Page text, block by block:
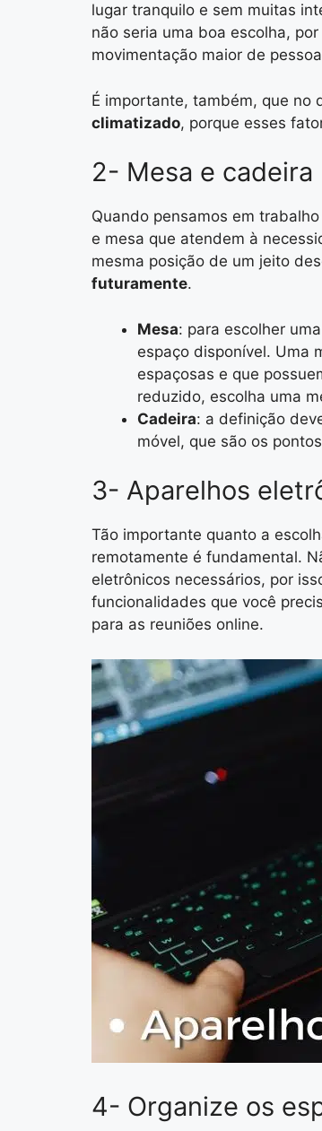
lugar tranquilo e sem muitas
não seria uma boa escolha,
movimentação maior de
É importante, também, que no
climatizado, porque esses
2- Mesa e cadeira
Quando pensamos em
e mesa que atendem à
mesma posição de um jeito
futuramente.
Mesa: para escolher
espaço disponível. Uma
espaçosas e que
reduzido, escolha uma
Cadeira: a definição
móvel, que são os
3- Aparelhos
Tão importante quanto a
remotamente é fundamental.
eletrônicos necessários, por
funcionalidades que você
para as reuniões online.
4- Organize os